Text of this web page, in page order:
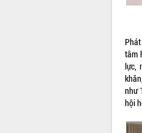
tâm
lực,
như
hội